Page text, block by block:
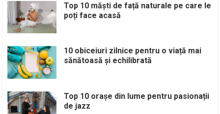
Top 10 măști de față naturale pe care le
poți face acasă
10 obiceiuri zilnice pentru o viață mai
sănătoasă și echilibrată
Top 10 orașe din lume pentru pasionații
de jazz